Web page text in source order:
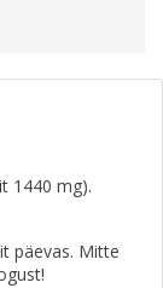
1440 mg).
päevas. Mitte